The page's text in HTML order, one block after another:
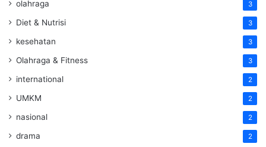
olahraga 3
Diet & Nutrisi 3
kesehatan 3
Olahraga & Fitness 3
international 2
UMKM 2
nasional 2
drama 2